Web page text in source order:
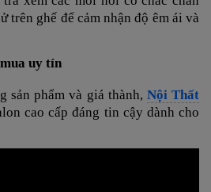
trên ghế để cảm nhận độ êm ái và
uy tín
sản phẩm và giá thành, Nội Thất
cao cấp đáng tin cậy dành cho